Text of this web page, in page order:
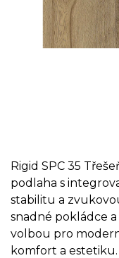
Rigid SPC 35
podlaha s
stabilitu a
snadné pokládce
volbou pro
komfort a estetiku.